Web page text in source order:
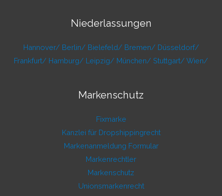
Niederlassungen
Hannover/ Berlin/ Bielefeld/ Bremen/ Düsseldorf/
Frankfurt/ Hamburg/ Leipzig/ München/ Stuttgart/ Wien/
Markenschutz
Fixmarke
Kanzlei für Dropshippingrecht
Markenanmeldung Formular
Markenrechtler
Markenschutz
Unionsmarkenrecht